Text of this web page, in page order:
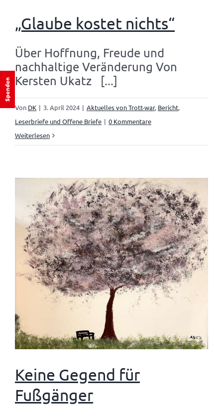
„Glaube kostet nichts“
Über Hoffnung, Freude und
nachhaltige Veränderung Von
Kersten Ukatz [...]
Von DK | 3. April 2024 | Aktuelles von Trott-war, Bericht,
Leserbriefe und Offene Briefe | 0 Kommentare
Weiterlesen
Keine Gegend für
Fußgänger
Spenden